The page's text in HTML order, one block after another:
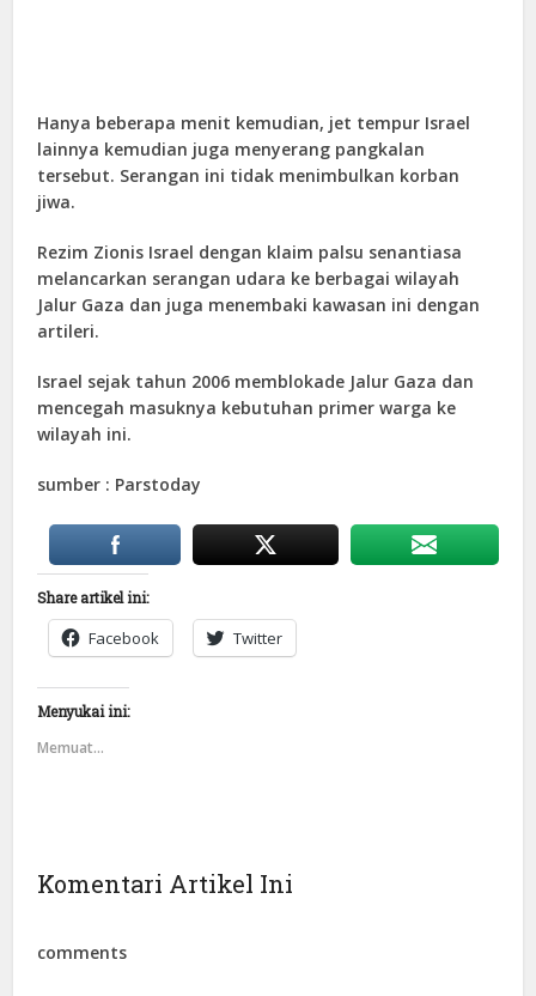
Hanya beberapa menit kemudian, jet tempur Israel
lainnya kemudian juga menyerang pangkalan
tersebut. Serangan ini tidak menimbulkan korban
jiwa.
Rezim Zionis Israel dengan klaim palsu senantiasa
melancarkan serangan udara ke berbagai wilayah
Jalur Gaza dan juga menembaki kawasan ini dengan
artileri.
Israel sejak tahun 2006 memblokade Jalur Gaza dan
mencegah masuknya kebutuhan primer warga ke
wilayah ini.
sumber : Parstoday
Share artikel ini:
Facebook Twitter
Menyukai ini:
Memuat...
Komentari Artikel Ini
comments